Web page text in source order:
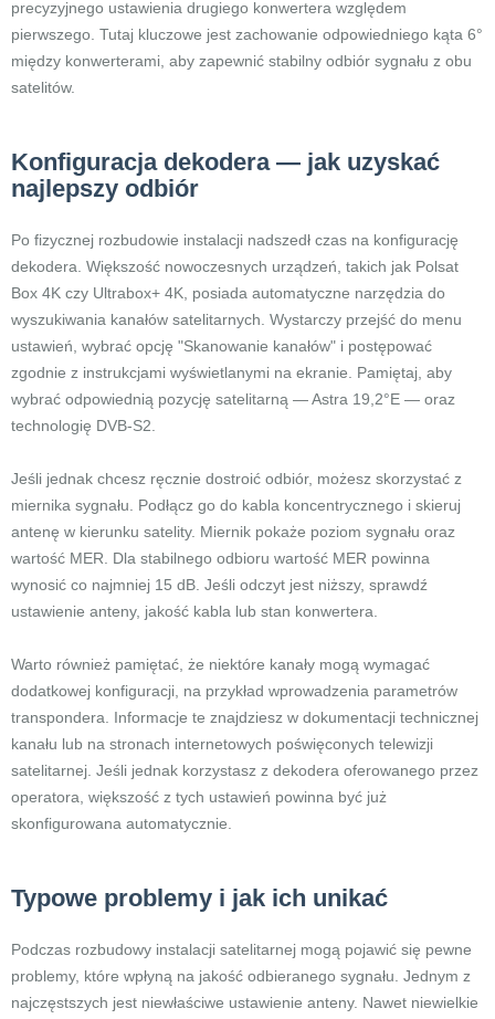
precyzyjnego ustawienia drugiego konwertera względem
pierwszego. Tutaj kluczowe jest zachowanie odpowiedniego kąta 6°
między konwerterami, aby zapewnić stabilny odbiór sygnału z obu
satelitów.
Konfiguracja dekodera — jak uzyskać
najlepszy odbiór
Po fizycznej rozbudowie instalacji nadszedł czas na konfigurację
dekodera. Większość nowoczesnych urządzeń, takich jak Polsat
Box 4K czy Ultrabox+ 4K, posiada automatyczne narzędzia do
wyszukiwania kanałów satelitarnych. Wystarczy przejść do menu
ustawień, wybrać opcję "Skanowanie kanałów" i postępować
zgodnie z instrukcjami wyświetlanymi na ekranie. Pamiętaj, aby
wybrać odpowiednią pozycję satelitarną — Astra 19,2°E — oraz
technologię DVB-S2.
Jeśli jednak chcesz ręcznie dostroić odbiór, możesz skorzystać z
miernika sygnału. Podłącz go do kabla koncentrycznego i skieruj
antenę w kierunku satelity. Miernik pokaże poziom sygnału oraz
wartość MER. Dla stabilnego odbioru wartość MER powinna
wynosić co najmniej 15 dB. Jeśli odczyt jest niższy, sprawdź
ustawienie anteny, jakość kabla lub stan konwertera.
Warto również pamiętać, że niektóre kanały mogą wymagać
dodatkowej konfiguracji, na przykład wprowadzenia parametrów
transpondera. Informacje te znajdziesz w dokumentacji technicznej
kanału lub na stronach internetowych poświęconych telewizji
satelitarnej. Jeśli jednak korzystasz z dekodera oferowanego przez
operatora, większość z tych ustawień powinna być już
skonfigurowana automatycznie.
Typowe problemy i jak ich unikać
Podczas rozbudowy instalacji satelitarnej mogą pojawić się pewne
problemy, które wpłyną na jakość odbieranego sygnału. Jednym z
najczęstszych jest niewłaściwe ustawienie anteny. Nawet niewielkie